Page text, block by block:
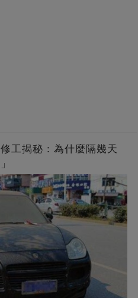
工揭秘：為什麼隔幾天